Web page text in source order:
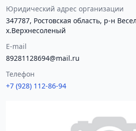
Юридический адрес организации
347787, Ростовская область, р-н
х.Верхнесоленый
E-mail
89281128694@mail.ru
Телефон
+7 (928) 112-86-94